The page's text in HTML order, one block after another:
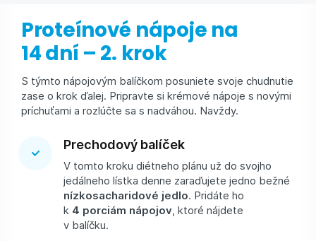
Proteínové nápoje na
14 dní – 2. krok
S týmto nápojovým balíčkom posuniete svoje chudnutie
zase o krok ďalej. Pripravte si krémové nápoje s novými
príchuťami a rozlúčte sa s nadváhou. Navždy.
Prechodový balíček
V tomto kroku diétneho plánu už do svojho
jedálneho lístka denne zaraďujete jedno bežné
nízkosacharidové jedlo. Pridáte ho
k 4 porciám nápojov, ktoré nájdete
v balíčku.